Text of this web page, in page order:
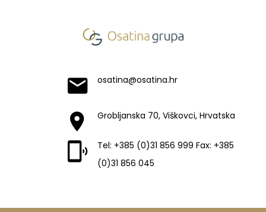
osatina@osatina.hr
Grobljanska 70, Viškovci, Hrvatska
Tel: +385 (0)31 856 999 Fax: +385
(0)31 856 045